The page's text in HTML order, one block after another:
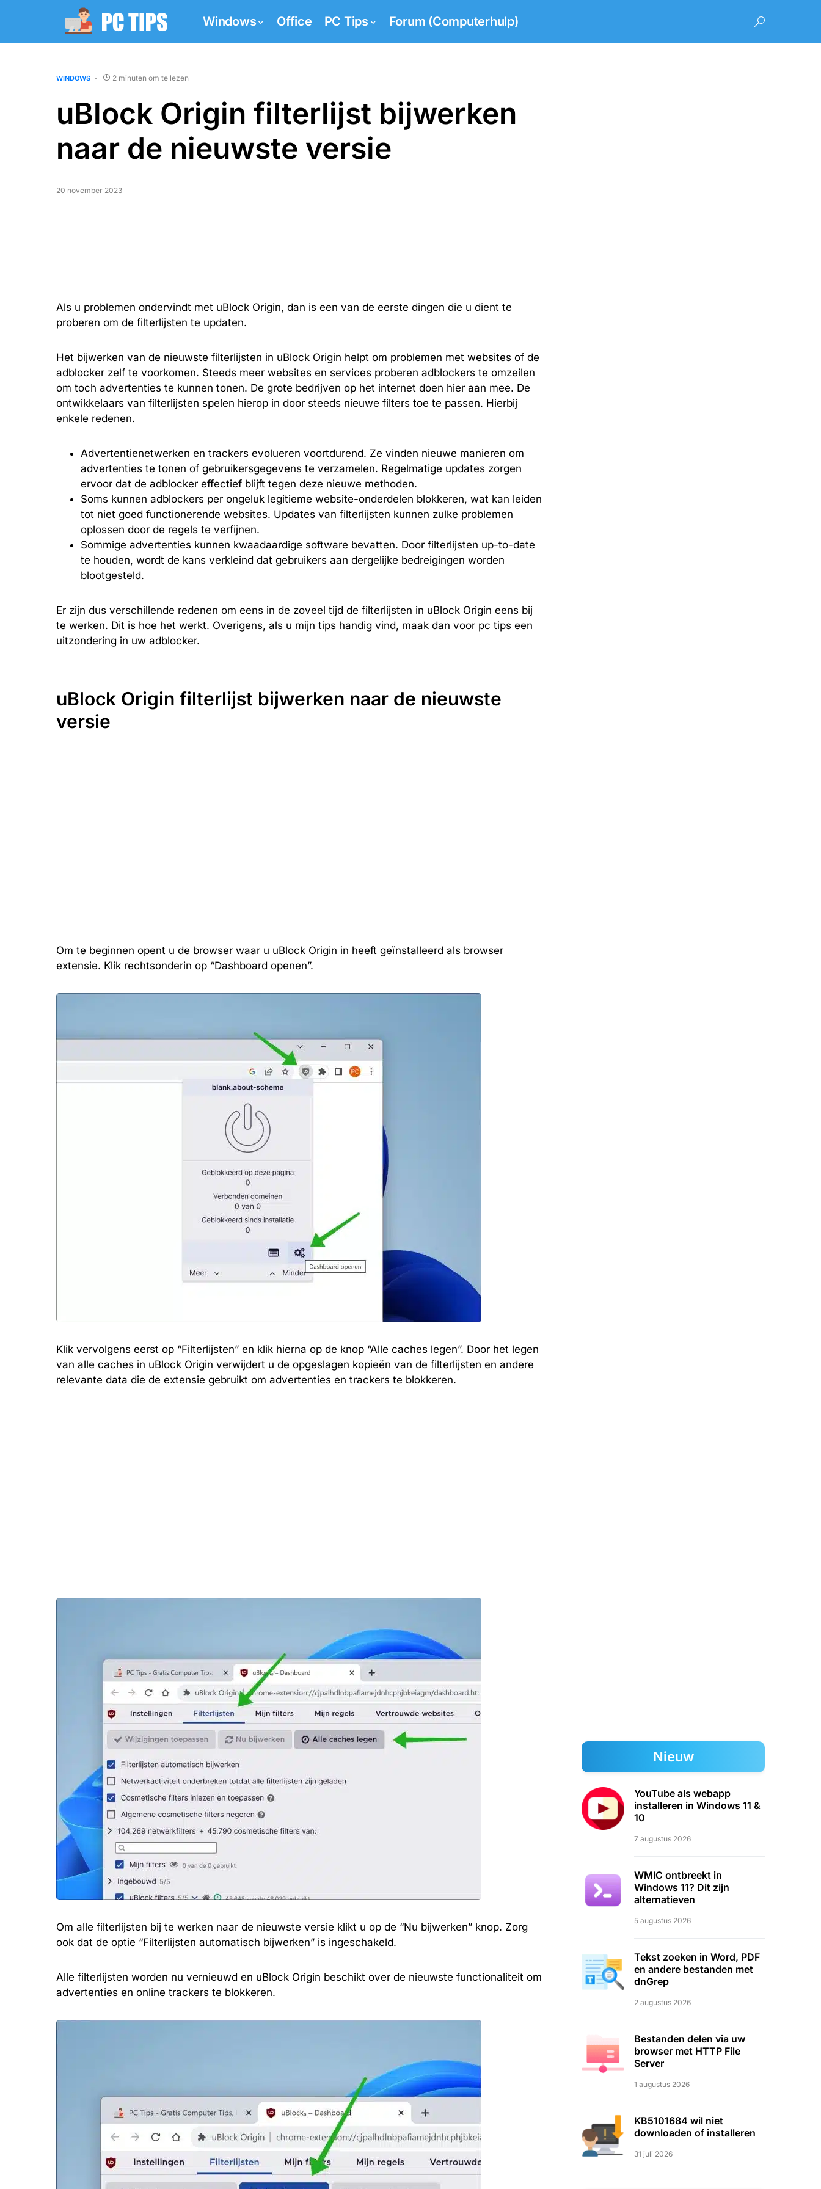
Windows Office PC Tips Forum (Computerhulp)
WINDOWS 2 minuten om te lezen
uBlock Origin filterlijst bijwerken
naar de nieuwste versie
20 november 2023
Als u problemen ondervindt met uBlock Origin, dan is een van de eerste dingen die u dient te
proberen om de filterlijsten te updaten.
Het bijwerken van de nieuwste filterlijsten in uBlock Origin helpt om problemen met websites of de
adblocker zelf te voorkomen. Steeds meer websites en services proberen adblockers te omzeilen
om toch advertenties te kunnen tonen. De grote bedrijven op het internet doen hier aan mee. De
ontwikkelaars van filterlijsten spelen hierop in door steeds nieuwe filters toe te passen. Hierbij
enkele redenen.
Advertentienetwerken en trackers evolueren voortdurend. Ze vinden nieuwe manieren om
advertenties te tonen of gebruikersgegevens te verzamelen. Regelmatige updates zorgen
ervoor dat de adblocker effectief blijft tegen deze nieuwe methoden.
Soms kunnen adblockers per ongeluk legitieme website-onderdelen blokkeren, wat kan leiden
tot niet goed functionerende websites. Updates van filterlijsten kunnen zulke problemen
oplossen door de regels te verfijnen.
Sommige advertenties kunnen kwaadaardige software bevatten. Door filterlijsten up-to-date
te houden, wordt de kans verkleind dat gebruikers aan dergelijke bedreigingen worden
blootgesteld.
Er zijn dus verschillende redenen om eens in de zoveel tijd de filterlijsten in uBlock Origin eens bij
te werken. Dit is hoe het werkt. Overigens, als u mijn tips handig vind, maak dan voor pc tips een
uitzondering in uw adblocker.
uBlock Origin filterlijst bijwerken naar de nieuwste
versie
Om te beginnen opent u de browser waar u uBlock Origin in heeft geïnstalleerd als browser
extensie. Klik rechtsonderin op “Dashboard openen”.
Klik vervolgens eerst op “Filterlijsten” en klik hierna op de knop “Alle caches legen”. Door het legen
van alle caches in uBlock Origin verwijdert u de opgeslagen kopieën van de filterlijsten en andere
relevante data die de extensie gebruikt om advertenties en trackers te blokkeren.
Om alle filterlijsten bij te werken naar de nieuwste versie klikt u op de “Nu bijwerken” knop. Zorg
ook dat de optie “Filterlijsten automatisch bijwerken” is ingeschakeld.
Alle filterlijsten worden nu vernieuwd en uBlock Origin beschikt over de nieuwste functionaliteit om
advertenties en online trackers te blokkeren.
Nieuw
YouTube als webapp
installeren in Windows 11 &
10
7 augustus 2026
WMIC ontbreekt in
Windows 11? Dit zijn
alternatieven
5 augustus 2026
Tekst zoeken in Word, PDF
en andere bestanden met
dnGrep
2 augustus 2026
Bestanden delen via uw
browser met HTTP File
Server
1 augustus 2026
KB5101684 wil niet
downloaden of installeren
31 juli 2026